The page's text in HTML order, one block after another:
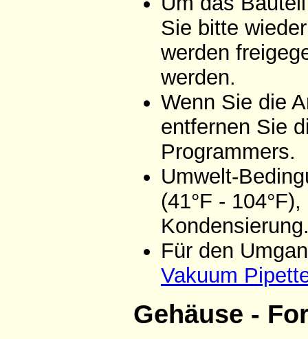
Sie bitte
werden
werden.
Wenn Sie die
entfernen Sie
Programmers.
Umwelt-
(41°F -
Für den
Vakuum
Gehäuse -